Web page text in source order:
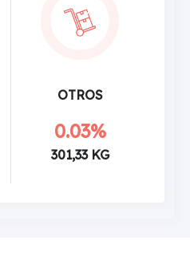
OTROS
0.03%
301,33 KG